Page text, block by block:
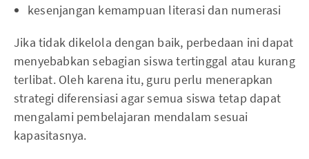
kesenjangan kemampuan literasi dan numerasi
Jika tidak dikelola dengan baik, perbedaan ini dapat
menyebabkan sebagian siswa tertinggal atau kurang
terlibat. Oleh karena itu, guru perlu menerapkan
strategi diferensiasi agar semua siswa tetap dapat
mengalami pembelajaran mendalam sesuai
kapasitasnya.